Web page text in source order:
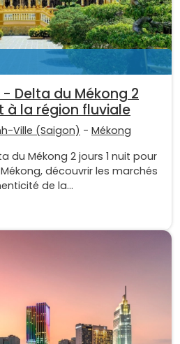
Delta du Mékong 2
à la région fluviale
Ville (Saigon) - Mékong
du Mékong 2 jours 1 nuit pour
découvrir les marchés
de la...